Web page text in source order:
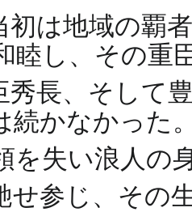
は地域の覇
睦し、その重
長、そして
かなかった
を失い浪人の
せ参じ、その